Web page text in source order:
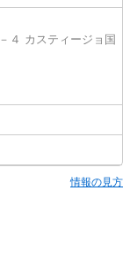
４ カスティージョ国
情報の見方